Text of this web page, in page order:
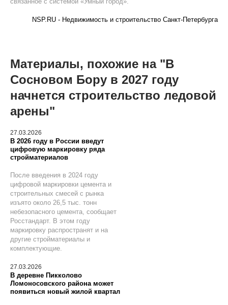
NSP.RU - Недвижимость и строительство Санкт-Петербурга
Материалы, похожие на "В
Сосновом Бору в 2027 году
начнется строительство ледовой
арены"
27.03.2026
В 2026 году в России введут
цифровую маркировку ряда
стройматериалов
После введения в 2024 году
цифровой маркировки цемента и
строительных смесей с рынка
изъято около 26,5 тыс. тонн
небезопасного цемента, сообщает
Росстандарт. В этом году
маркировку распространят и на
другие стройматериалы и
комплектующие.
27.03.2026
В деревне Пикколово
Ломоносовского района может
появиться новый жилой квартал